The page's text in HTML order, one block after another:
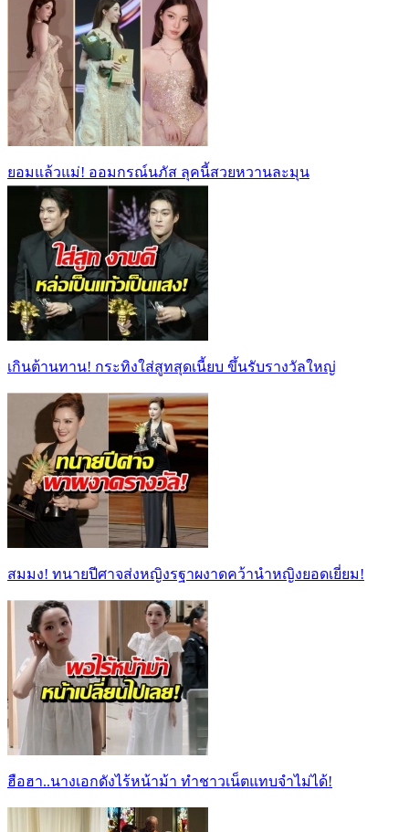
ยอมแล้วแม่! ออมกรณ์นภัส ลุคนี้สวยหวานละมุน
เกินต้านทาน! กระทิงใส่สูทสุดเนี้ยบ ขึ้นรับรางวัลใหญ่
สมมง! ทนายปีศาจส่งหญิงรฐาผงาดคว้านำหญิงยอดเยี่ยม!
ฮือฮา..นางเอกดังไร้หน้าม้า ทำชาวเน็ตแทบจำไม่ได้!